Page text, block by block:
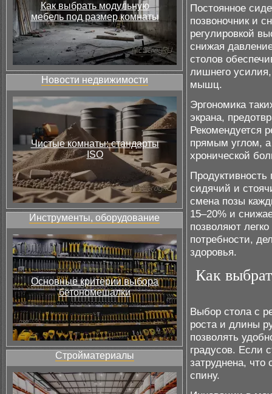
Как выбрать модульную
мебель под размер комнаты
Новости недвижимости
Чистые комнаты: стандарты
ISO
Инструменты, оборудование
Основные критерии выбора
бетономешалки
Стройматериалы
Постоянное
позвоночник и
регулировкой
снижая
столов
лишнего
мышц.
Эргономика
экрана,
Рекомендуется
прямым углом, а
хронической
сидячий и
смена позы
15–20% и
позволяют
потребности,
здоровья.
Как
Выбор стола с
роста и длины
позволять
градусов. Если
затруднена, что
спину.